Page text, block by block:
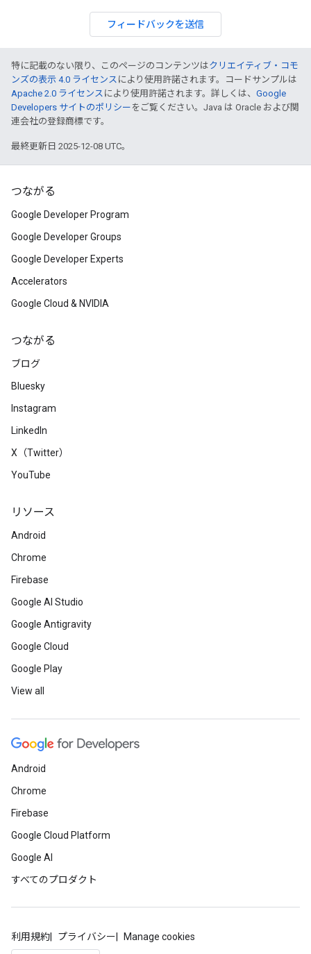
フィードバックを送信
特に記載のない限り、このページのコンテンツはクリエイティブ・コモ
ンズの表示 4.0 ライセンス により使用許諾されます。コードサンプルは
Apache 2.0 ライセンス により使用許諾されます。詳しくは、 Google
Developers サイトのポリシー をご覧ください。Java は Oracle および関
連会社の登録商標です。
最終更新日 2025-12-08 UTC。
つながる
Google Developer Program
Google Developer Groups
Google Developer Experts
Accelerators
Google Cloud & NVIDIA
つながる
ブログ
Bluesky
Instagram
LinkedIn
X（Twitter）
YouTube
リソース
Android
Chrome
Firebase
Google AI Studio
Google Antigravity
Google Cloud
Google Play
View all
Android
Chrome
Firebase
Google Cloud Platform
Google AI
すべてのプロダクト
利用規約 プライバシー Manage cookies